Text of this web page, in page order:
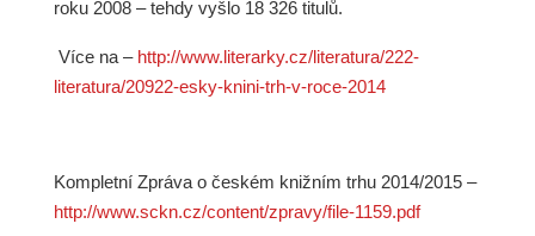
roku 2008 – tehdy vyšlo 18 326 titulů.
Více na – http://www.literarky.cz/literatura/222-
literatura/20922-esky-knini-trh-v-roce-2014
Kompletní Zpráva o českém knižním trhu 2014/2015 –
http://www.sckn.cz/content/zpravy/file-1159.pdf